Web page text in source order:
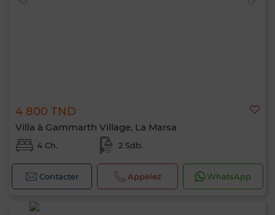
4 800 TND
Villa à Gammarth Village, La Marsa
4 Ch. 2 Sdb.
Contacter Appelez WhatsApp